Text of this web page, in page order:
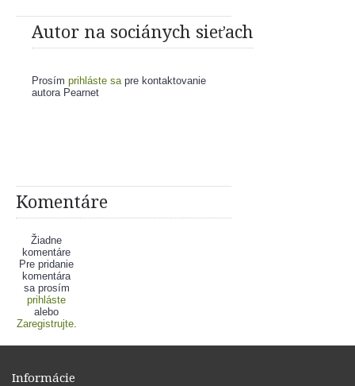
Autor na sociánych sieťach
Prosím prihláste sapre kontaktovanie
autora Pearnet
Komentáre
Žiadne
komentáre
Pre pridanie
komentára
sa prosím
prihláste
alebo
Zaregistrujte.
Informácie